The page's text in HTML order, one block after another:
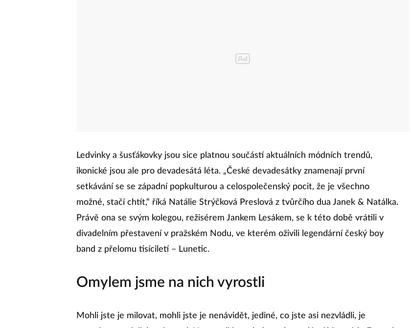
Ledvinky a šusťákovky jsou sice platnou součástí aktuálních módních trendů,
ikonické jsou ale pro devadesátá léta. „České devadesátky znamenají první
setkávání se se západní popkulturou a celospolečenský pocit, že je všechno
možné, stačí chtít,“ říká Natálie Strýčková Preslová z tvůrčího dua Janek & Natálka.
Právě ona se svým kolegou, režisérem Jankem Lesákem, se k této době vrátili v
divadelním přestavení v pražském Nodu, ve kterém oživili legendární český boy
band z přelomu tisíciletí – Lunetic.
Omylem jsme na nich vyrostli
Mohli jste je milovat, mohli jste je nenávidět, jediné, co jste asi nezvládli, je